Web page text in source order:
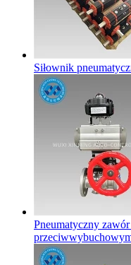
Siłownik
Pneumatyczny